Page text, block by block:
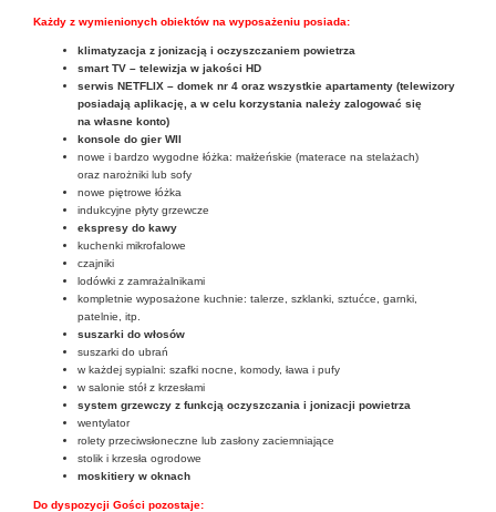
Każdy z wymienionych obiektów na wyposażeniu posiada:
klimatyzacja z jonizacją i oczyszczaniem powietrza
smart TV – telewizja w jakości HD
serwis NETFLIX – domek nr 4 oraz wszystkie apartamenty (telewizory
posiadają aplikację, a w celu korzystania należy zalogować się
na własne konto)
konsole do gier WII
nowe i bardzo wygodne łóżka: małżeńskie (materace na stelażach)
oraz narożniki lub sofy
nowe piętrowe łóżka
indukcyjne płyty grzewcze
ekspresy do kawy
kuchenki mikrofalowe
czajniki
lodówki z zamrażalnikami
kompletnie wyposażone kuchnie: talerze, szklanki, sztućce, garnki,
patelnie, itp.
suszarki do włosów
suszarki do ubrań
w każdej sypialni: szafki nocne, komody, ława i pufy
w salonie stół z krzesłami
system grzewczy z funkcją oczyszczania i jonizacji powietrza
wentylator
rolety przeciwsłoneczne lub zasłony zaciemniające
stolik i krzesła ogrodowe
moskitiery w oknach
Do dyspozycji Gości pozostaje: